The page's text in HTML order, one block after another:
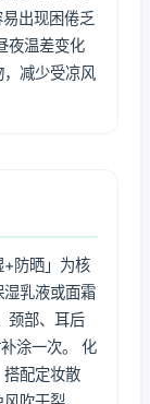
出现困倦乏
夜温差变化
减少受凉风
+防晒」为核
乳液或面霜
颈部、耳后
涂一次。 化
配定妆散